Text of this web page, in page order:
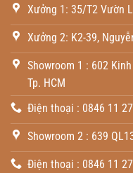
Xưởng 1: 35/T2 Vườn
Xưởng 2: K2-39,
Showroom 1 : 602
Tp. HCM
Điện thoại : 0846 11
Showroom 2 : 639
Điện thoại : 0846 11